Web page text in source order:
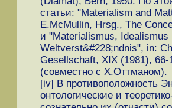
статьи: "Materialism and
E.McMullin, Hrsg., The
и "Materialismus,
Weltverst&#228;ndnis", in:
Gesellschaft, XIX (1981),
(совместно с Х.Оттманом).
[iv] В противоположность
онтологические и